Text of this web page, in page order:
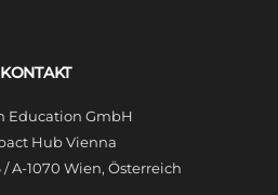
KONTAKT
Education GmbH
Hub Vienna
A-1070 Wien, Österreich